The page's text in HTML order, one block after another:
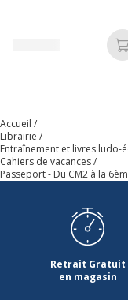
Dimensions et
Dimensions et
Largeur
Accueil
Librairie
Entraînement et livres ludo-
Cahiers de vacances
Passeport - Du CM2 à la
Retrait Gratuit
en magasin